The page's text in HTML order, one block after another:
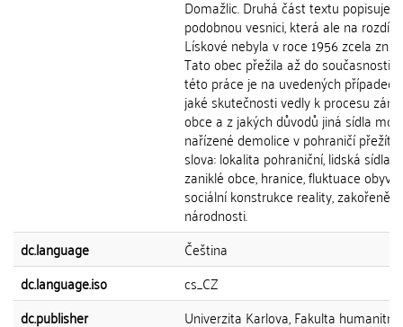
Domažlic. Druhá část textu popisuje
podobnou vesnici, která ale na rozdíl
Lískové nebyla v roce 1956 zcela
Tato obec přežila až do současnosti.
této práce je na uvedených
jaké skutečnosti vedly k procesu
obce a z jakých důvodů jiná sídla
nařízené demolice v pohraničí přežít.
slova: lokalita pohraniční, lidská sídla,
zaniklé obce, hranice, fluktuace
sociální konstrukce reality, zakořenění,
národnosti.
dc.language
Čeština
dc.language.iso
cs_CZ
dc.publisher
Univerzita Karlova, Fakulta